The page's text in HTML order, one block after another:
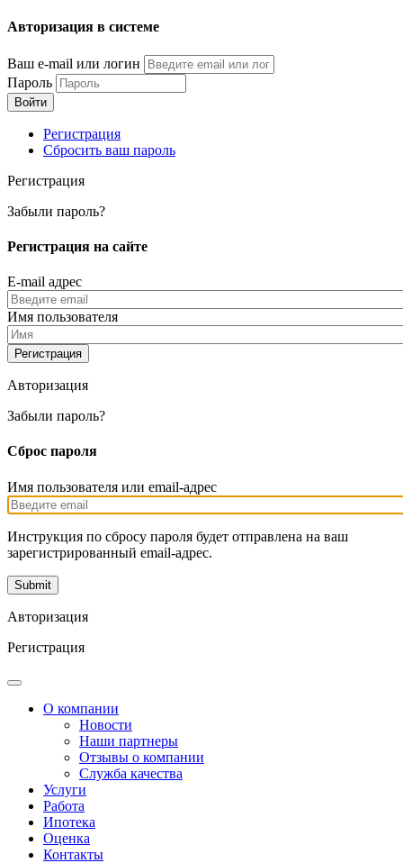
Перейти
основному
содержанию
Авторизация в системе
Ваш e-mail или логин
Пароль
Регистрация
Сбросить ваш пароль
Регистрация
Забыли пароль?
Регистрация на сайте
E-mail адрес
Имя пользователя
Авторизация
Забыли пароль?
Сброс пароля
Имя пользователя или email-адрес
Инструкция по сбросу пароля будет отправлена на ваш
зарегистрированный email-адрес.
Авторизация
Регистрация
О компании
Новости
Наши партнеры
Отзывы о компании
Служба качества
Услуги
Работа
Ипотека
Оценка
Контакты